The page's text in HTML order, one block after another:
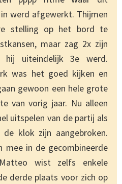
werd afgewerkt. Thijmen
stelling op het bord te
maar zag 2x zijn
hij uiteindelijk 3e werd.
was het goed kijken en
gewoon een hele grote
van vorig jaar. Nu alleen
uitspelen van de partij als
klok zijn aangebroken.
mee in de gecombineerde
wist zelfs enkele
derde plaats voor zich op